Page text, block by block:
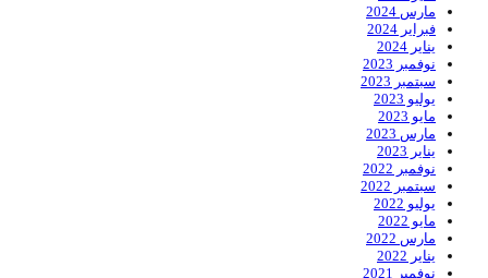
مارس 2024
فبراير 2024
يناير 2024
نوفمبر 2023
سبتمبر 2023
يوليو 2023
مايو 2023
مارس 2023
يناير 2023
نوفمبر 2022
سبتمبر 2022
يوليو 2022
مايو 2022
مارس 2022
يناير 2022
نوفمبر 2021